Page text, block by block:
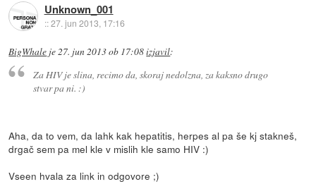
Unknown_001
::27. jun 2013, 17:16
BigWhale je27. jun 2013 ob 17:08izjavil:
Za HIV je slina, recimo da, skoraj nedolzna, za kaksno drugo
stvar pa ni. :)
Aha, da to vem, da lahk kak hepatitis, herpes al pa še kj stakneš,
drgač sem pa mel kle v mislih kle samo HIV :)
Vseen hvala za link in odgovore ;)